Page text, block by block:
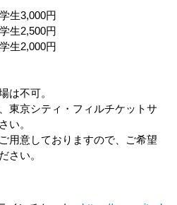
生3,000円
生2,500円
生2,000円
は不可。
東京シティ・フィルチケットサ
い。
用意しておりますので、ご希望
さい。